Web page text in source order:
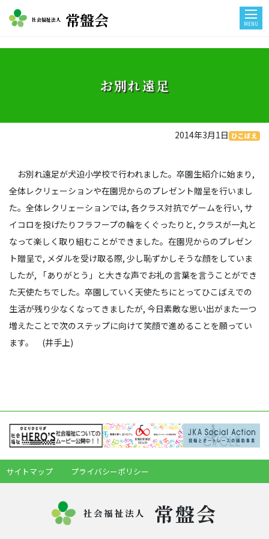
社会福祉法人 常盤会 MENU
お別れ遠足
2014年3月1日 ひこばえ
お別れ遠足が犬迫小学校で行われました。卒園生紹介に始まり,
全体レクリェーションや在園児からのプレゼント贈呈を行いまし
た。全体レクリェーションでは, 各クラス対抗でゲームを行い, サ
イコロを投げたりフラフープの輪をくぐったりと, クラスが一丸と
なって楽しく取り組むことができました。在園児からのプレゼン
ト贈呈で, メダルを受け取る際, 少し恥ずかしそうな顔をしていま
したが, 「ありがとう」と大きな声でお礼の言葉を言うことができ
た天使たちでした。卒園していく天使たちにとってひこばえでの
生活が残り少なくなってきましたが, 今日素敵な思い出がまた一つ
増えたことで次のステップに向けて笑顔で進めることを願ってい
ます。 (井手上)
サイトマップ プライバシーポリシー
社会福祉法人 常盤会